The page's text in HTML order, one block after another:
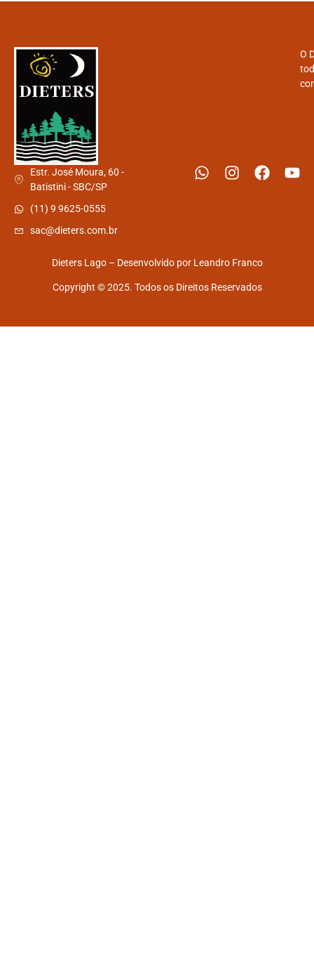
O
Estr. José Moura, 60 -
Batistini - SBC/SP
(11) 9 9625-0555
sac@dieters.com.br
Dieters Lago – Desenvolvido por Leandro Franco
Copyright © 2025. Todos os Direitos Reservados